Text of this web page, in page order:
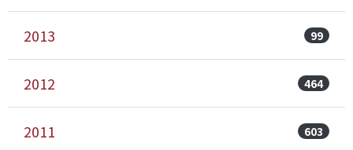
2013 99
2012 464
2011 603